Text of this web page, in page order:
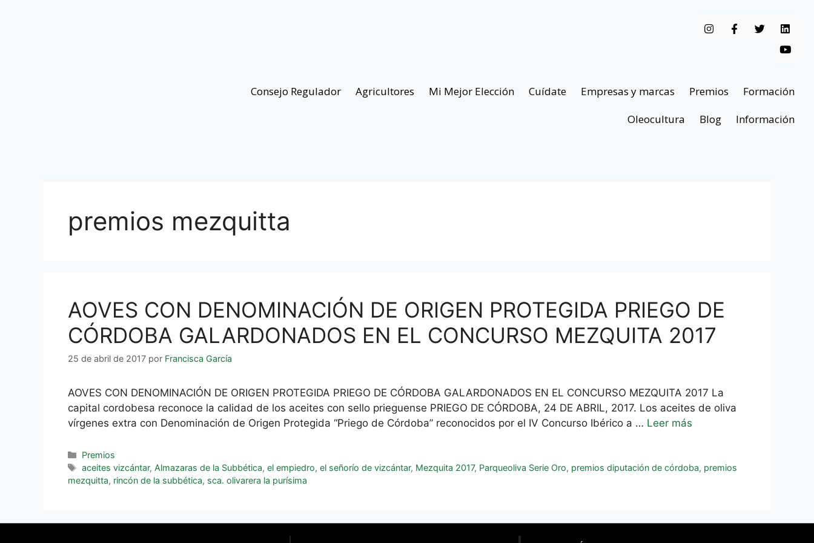
Consejo Regulador Agricultores Mi Mejor Elección Cuídate Empresas y marcas Premios
Formación
Oleocultura
Blog Información
premios mezquitta
AOVES CON DENOMINACIÓN DE ORIGEN PROTEGIDA PRIEGO DE
CÓRDOBA GALARDONADOS EN EL CONCURSO MEZQUITA 2017
25 de abril de 2017 por Francisca García
AOVES CON DENOMINACIÓN DE ORIGEN PROTEGIDA PRIEGO DE CÓRDOBA GALARDONADOS EN EL CONCURSO MEZQUITA 2017 La
capital cordobesa reconoce la calidad de los aceites con sello prieguense PRIEGO DE CÓRDOBA, 24 DE ABRIL, 2017. Los aceites de oliva
vírgenes extra con Denominación de Origen Protegida “Priego de Córdoba” reconocidos por el IV Concurso Ibérico a … Leer más
Premios
aceites vizcántar,Almazaras de la Subbética,el empiedro,el señorío de vizcántar, Mezquita 2017, Parqueoliva Serie Oro, premios diputación de córdoba, premios
mezquitta, rincón de la subbética, sca. olivarera la purísima